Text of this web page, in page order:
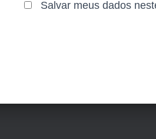
Salvar meus dados